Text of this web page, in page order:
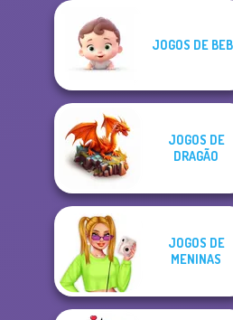
JOGOS DE
JOGOS DE
DRAGÃO
JOGOS DE
MENINAS